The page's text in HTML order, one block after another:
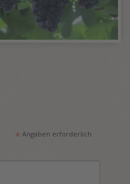
* Angaben erforderlich